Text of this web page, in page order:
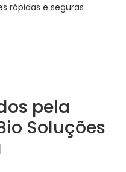
rápidas e seguras
pela
Soluções